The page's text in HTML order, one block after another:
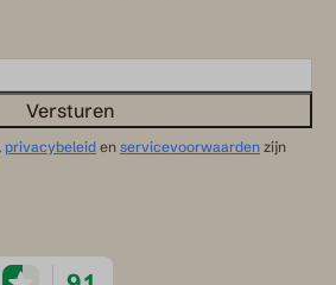
Versturen
privacybeleid en servicevoorwaarden zijn